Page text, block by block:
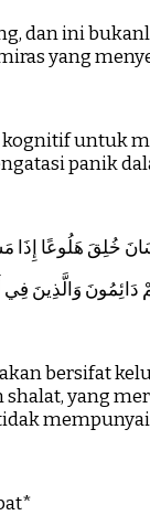
dan ini
yang
untuk
panik
خُلِقَ هَلُوعًا إِذَا
دَائِمُونَ وَالَّذِينَ
bersifat
yang
mempunyai